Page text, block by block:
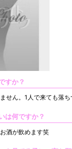
すか？
せん。1人で来ても落ち
は何ですか？
酒が飲めます笑